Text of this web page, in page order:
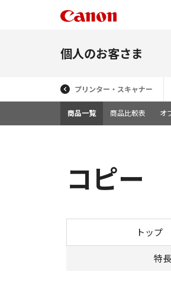
個人のお客さま
プリンター・スキャナー
商品一覧 商品比較表 オ
コピー
トップ
特